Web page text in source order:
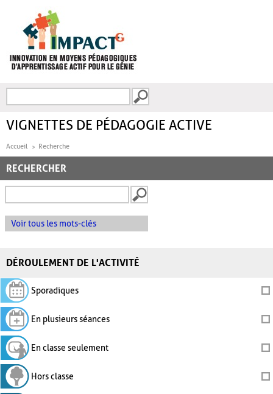
FORMULAIRE DE
VIGNETTES DE PÉDAGOGIE ACTIVE
Accueil Recherche
RECHERCHER
Voir tous les mots-clés
DÉROULEMENT DE L'ACTIVITÉ
Sporadiques
En plusieurs séances
En classe seulement
Hors classe